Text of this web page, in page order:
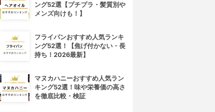
&GINO(アンドジーノ)
プレミアムグローパワー
3.88 (15)
FINJIA(フィンジア)
ング52選【プチプラ・髪質別や
メンズ向けも！】
フライパンおすすめ人気ランキ
ング52選！【焦げ付かない・長
持ち！2026最新】
マヌカハニーおすすめ人気ラン
キング52選！味や栄養価の高さ
を徹底比較・検証